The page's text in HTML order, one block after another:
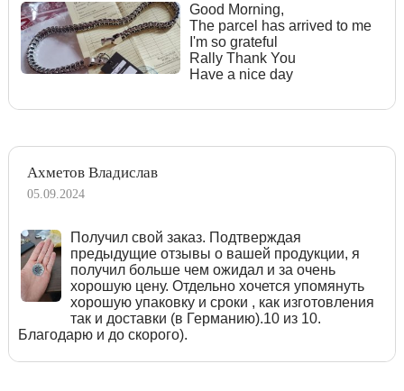
Good Morning,
The parcel has arrived to me
I'm so grateful
Rally Thank You
Have a nice day
Ахметов Владислав
05.09.2024
Получил свой заказ. Подтверждая
предыдущие отзывы о вашей продукции, я
получил больше чем ожидал и за очень
хорошую цену. Отдельно хочется упомянуть
хорошую упаковку и сроки , как изготовления
так и доставки (в Германию).10 из 10.
Благодарю и до скорого).